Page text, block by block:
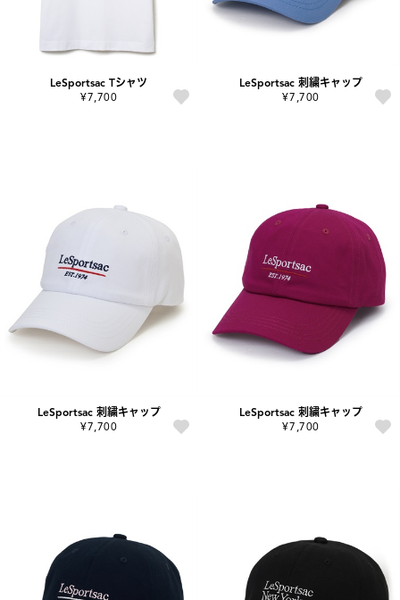
LeSportsac Tシャツ
¥7,700
LeSportsac 刺繍キャップ
¥7,700
LeSportsac 刺繍キャップ
¥7,700
LeSportsac 刺繍キャップ
¥7,700